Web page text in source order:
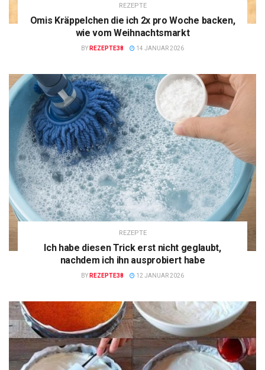
REZEPTE
Omis Kräppelchen die ich 2x pro Woche backen,
wie vom Weihnachtsmarkt
BY REZEPTE38 14 JANUAR 2026
REZEPTE
Ich habe diesen Trick erst nicht geglaubt,
nachdem ich ihn ausprobiert habe
BY REZEPTE38 12 JANUAR 2026